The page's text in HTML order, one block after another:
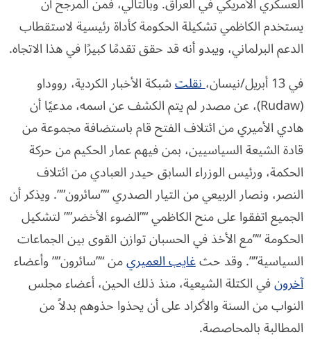
يستخدم الكاظمي تشكيلة الحكومة كأداة رئيسية لاستقطاب
الدعم البرلماني، ويبدو أنه قد حقق تقدمًا كبيرًا في هذا الاتجاه.
في 13 أبريل/نيسان،
نقلتشبكة الأخبار الكردية، رووداو
(Rudaw)، عن مصدر لم يتم الكشف عن اسمه، مدعيًا أن
هادي الأميري من ائتلاف الفتح قام باستضافة مجموعة من
قادة الشيعة السياسيين، بمن فيهم عمار الحكيم من حركة
الحكمة، ورئيس الوزراء السابق حيدر العبادي من ائتلاف
النصر، ونصار الربيعي من التيار الصدري “”سائرون””. ويذكر أن
الجميع اتفقوا على منح الكاظمي “”الضوء الأخضر”” لتشكيل
الحكومة “”مع الأخذ في الحسبان توازن القوى بين الجماعات
السياسية””. وقد حثغايب العميريمن “”سائرون”” وأعضاء
آخرونفي الكتلة الشيعية، منذ ذلك الحين، أعضاء مجلس
النواب من السنة والأكراد على أن يحذوا حذوهم بدلاً من
المطالبة بالمحاصصة.